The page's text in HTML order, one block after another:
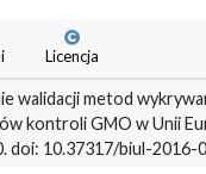
Licencja
walidacji metod
kontroli GMO w Unii
doi: 10.37317/biul-2016-